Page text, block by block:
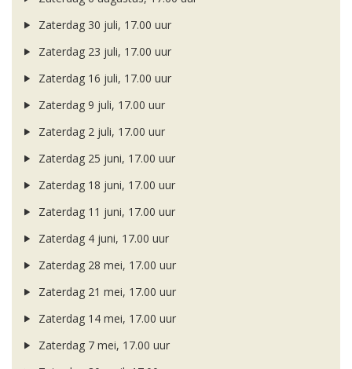
Zaterdag 30 juli, 17.00 uur
Zaterdag 23 juli, 17.00 uur
Zaterdag 16 juli, 17.00 uur
Zaterdag 9 juli, 17.00 uur
Zaterdag 2 juli, 17.00 uur
Zaterdag 25 juni, 17.00 uur
Zaterdag 18 juni, 17.00 uur
Zaterdag 11 juni, 17.00 uur
Zaterdag 4 juni, 17.00 uur
Zaterdag 28 mei, 17.00 uur
Zaterdag 21 mei, 17.00 uur
Zaterdag 14 mei, 17.00 uur
Zaterdag 7 mei, 17.00 uur